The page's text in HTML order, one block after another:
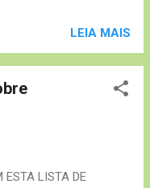
água e lhe disse: –
LEIA MAIS
ESTA LISTA DE